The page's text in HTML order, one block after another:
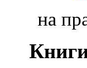
на